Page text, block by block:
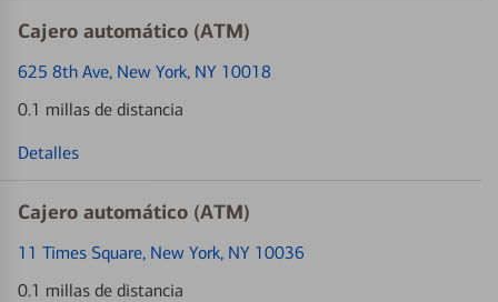
Cajero automático (ATM)
625 8th Ave, New York, NY 10018
0.1 millas de distancia
Detalles
Cajero automático (ATM)
11 Times Square, New York, NY 10036
0.1 millas de distancia